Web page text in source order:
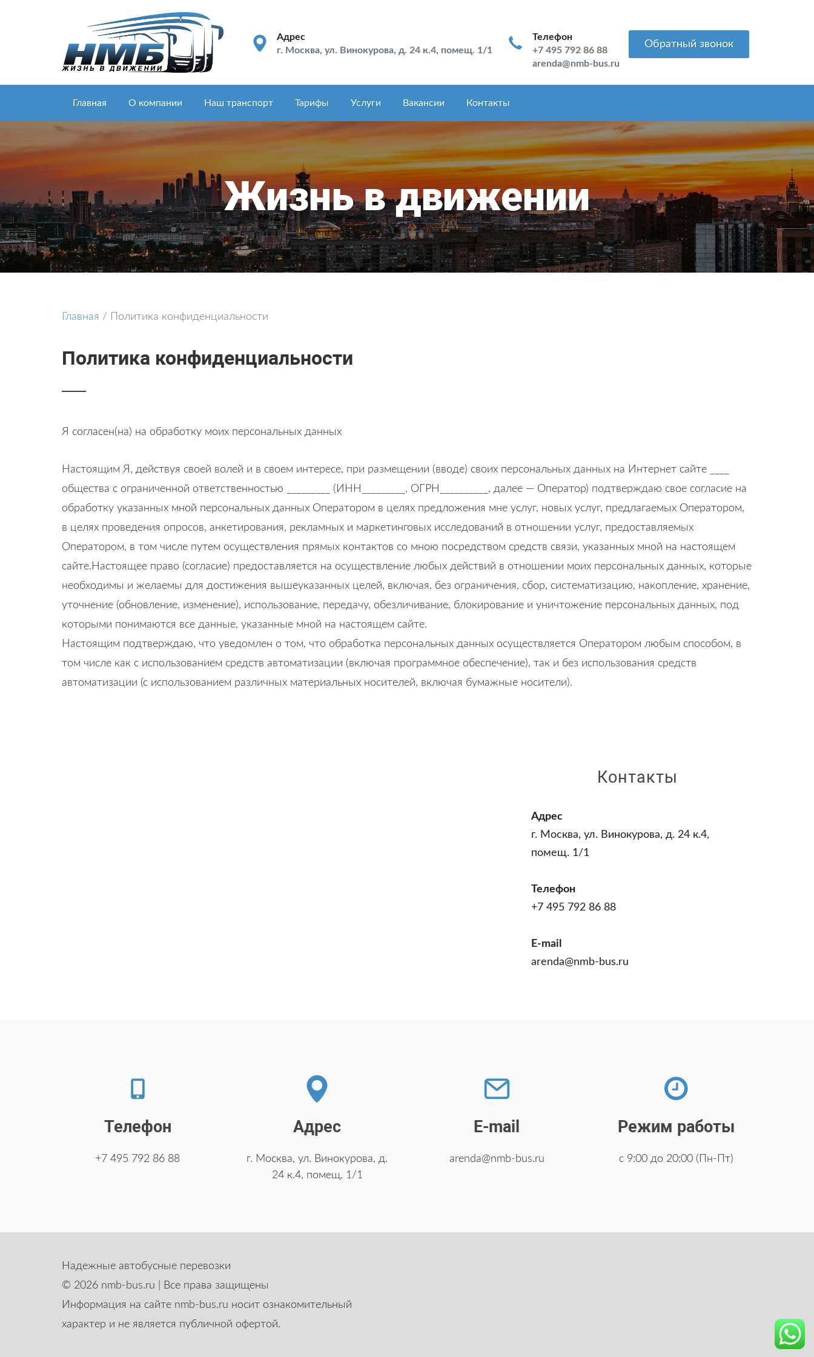
Обратный звонок
Адрес
г. Москва, ул. Винокурова, д. 24 к.4, помещ. 1/1
Телефон
+7 495 792 86 88
arenda@nmb-bus.ru
Главная О компании Наш транспорт Тарифы Услуги Вакансии Контакты
Жизнь в движении
Главная / Политика конфиденциальности
Политика конфиденциальности
Я согласен(на) на обработку моих персональных данных
Настоящим Я, действуя своей волей и в своем интересе, при размещении (вводе) своих персональных данных на Интернет сайте ____
общества с ограниченной ответственностью _________ (ИНН_________, ОГРН__________, далее — Оператор) подтверждаю свое согласие на
обработку указанных мной персональных данных Оператором в целях предложения мне услуг, новых услуг, предлагаемых Оператором,
в целях проведения опросов, анкетирования, рекламных и маркетинговых исследований в отношении услуг, предоставляемых
Оператором, в том числе путем осуществления прямых контактов со мною посредством средств связи, указанных мной на настоящем
сайте.Настоящее право (согласие) предоставляется на осуществление любых действий в отношении моих персональных данных, которые
необходимы и желаемы для достижения вышеуказанных целей, включая, без ограничения, сбор, систематизацию, накопление, хранение,
уточнение (обновление, изменение), использование, передачу, обезличивание, блокирование и уничтожение персональных данных, под
которыми понимаются все данные, указанные мной на настоящем сайте.
Настоящим подтверждаю, что уведомлен о том, что обработка персональных данных осуществляется Оператором любым способом, в
том числе как с использованием средств автоматизации (включая программное обеспечение), так и без использования средств
автоматизации (с использованием различных материальных носителей, включая бумажные носители).
Контакты
Адрес
г. Москва, ул. Винокурова, д. 24 к.4,
помещ. 1/1
Телефон
+7 495 792 86 88
E-mail
arenda@nmb-bus.ru
Телефон
+7 495 792 86 88
Адрес
г. Москва, ул. Винокурова, д.
24 к.4, помещ. 1/1
E-mail
arenda@nmb-bus.ru
Режим работы
с 9:00 до 20:00 (Пн-Пт)
Надежные автобусные перевозки
© 2026 nmb-bus.ru | Все права защищены
Информация на сайте nmb-bus.ru носит ознакомительный
характер и не является публичной офертой.